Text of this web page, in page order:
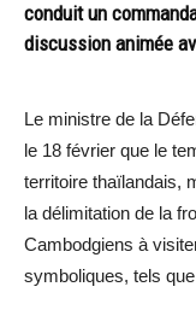
conduit un
discussion animée
Le ministre de la
le 18 février que le
territoire thaïlandais,
la délimitation de la
Cambodgiens à
symboliques, tels